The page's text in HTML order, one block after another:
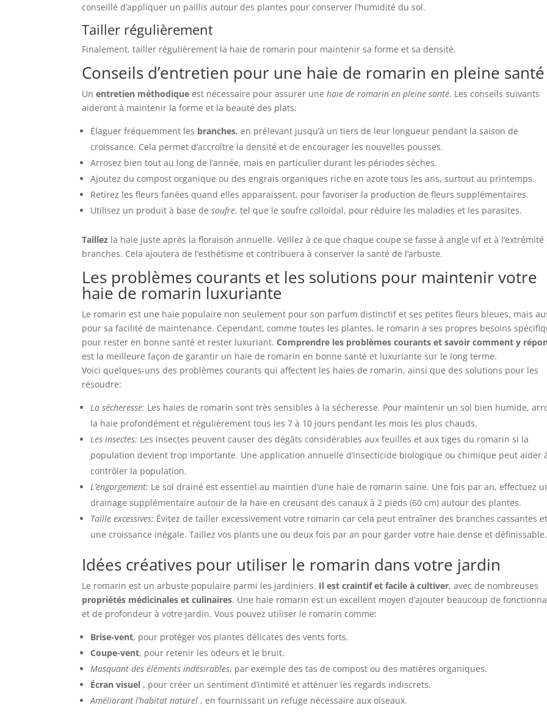
conseillé d’appliquer un paillis autour des plantes pour conserver l’humidité du sol.
Tailler régulièrement
Finalement, tailler régulièrement la haie de romarin pour maintenir sa forme et sa densité.
Conseils d’entretien pour une haie de romarin en pleine santé
Unentretien méthodique est nécessaire pour assurer unehaie de romarin en pleine santé. Les conseils suivants
aideront à maintenir la forme et la beauté des plats:
Élaguer fréquemment les branches, en prélevant jusqu’à un tiers de leur longueur pendant la saison de
croissance. Cela permet d’accroître la densité et de encourager les nouvelles pousses.
Arrosez bien tout au long de l’année, mais en particulier durant les périodes sèches.
Ajoutez du compost organique ou des engrais organiques riche en azote tous les ans, surtout au printemps.
Retirez les fleurs fanées quand elles apparaissent, pour favoriser la production de fleurs supplémentaires.
Utilisez un produit à base desoufre, tel que le soufre colloïdal, pour réduire les maladies et les parasites.
Taillez la haie juste après la floraison annuelle. Veillez à ce que chaque coupe se fasse à angle vif et à l’extrémité
branches. Cela ajoutera de l’esthétisme et contribuera à conserver la santé de l’arbuste.
Les problèmes courants et les solutions pour maintenir votre
haie de romarin luxuriante
Le romarin est une haie populaire non seulement pour son parfum distinctif et ses petites fleurs bleues, mais
pour sa facilité de maintenance. Cependant, comme toutes les plantes, le romarin a ses propres besoins
pour rester en bonne santé et rester luxuriant.Comprendre les problèmes courants et savoir comment y
est la meilleure façon de garantir un haie de romarin en bonne santé et luxuriante sur le long terme.
Voici quelques-uns des problèmes courants qui affectent les haies de romarin, ainsi que des solutions pour les
résoudre:
La sécheresse: Les haies de romarin sont très sensibles à la sécheresse. Pour maintenir un sol bien humide,
la haie profondément et régulièrement tous les 7 à 10 jours pendant les mois les plus chauds.
Les insectes: Les insectes peuvent causer des dégâts considérables aux feuilles et aux tiges du romarin si la
population devient trop importante. Une application annuelle d’insecticide biologique ou chimique peut aider
contrôler la population.
L’engorgement: Le sol drainé est essentiel au maintien d’une haie de romarin saine. Une fois par an, effectuez
drainage supplémentaire autour de la haie en creusant des canaux à 2 pieds (60 cm) autour des plantes.
Taille excessives: Évitez de tailler excessivement votre romarin car cela peut entraîner des branches cassantes et
une croissance inégale. Taillez vos plants une ou deux fois par an pour garder votre haie dense et définissable.
Idées créatives pour utiliser le romarin dans votre jardin
Le romarin est un arbuste populaire parmi les jardiniers. Il est craintif et facile à cultiver, avec de nombreuses
propriétés médicinales et culinaires. Une haie romarin est un excellent moyen d’ajouter beaucoup de
et de profondeur à votre jardin. Vous pouvez utiliser le romarin comme:
Brise-vent, pour protéger vos plantes délicates des vents forts.
Coupe-vent, pour retenir les odeurs et le bruit.
Masquant des éléments indésirables, par exemple des tas de compost ou des matières organiques.
Écran visuel , pour créer un sentiment d’intimité et atténuer les regards indiscrets.
Améliorant l’habitat naturel , en fournissant un refuge nécessaire aux oiseaux.